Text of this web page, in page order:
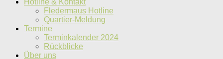
Hotline & Kontakt
Fledermaus Hotline
Quartier-Meldung
Termine
Terminkalender 2024
Rückblicke
Über uns